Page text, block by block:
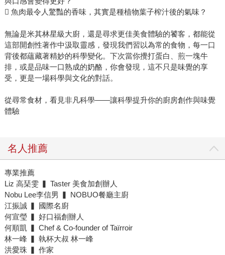
 魚肉最令人驚豔的香味，其實是種植物葉子榨汁後的氣味？
無論是米其林星級大廚，還是尋求更佳美食體驗的饕客，都能從
這部開創性著作中汲取靈感，發現我們習以為常的食物，每一口
背後都蘊藏著精妙的科學變化。下次當你攪打蛋白、煎一塊牛
排，或是品味一口熟成的奶酪，你會發現，這不只是味覺的享
受，更是一場科學與文化的對話。
從尋常食材，看見非凡科學——讓科學提升你的廚房創作與味覺
體驗
名人推薦
專業推薦
Liz 高琹雯 ▍ Taster 美食加創辦人
Nobu Lee李信男 ▍ NOBUO餐廳主廚
江振誠 ▍ 國際名廚
何宣瑩 ▍ 好口福創辦人
何順凱 ▍ Chef & Co-founder of Taïrroir
林一峰 ▍ 執杯大叔 林一峰
洪愛珠 ▍ 作家